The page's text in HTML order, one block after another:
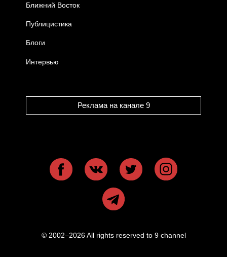
Ближний Восток
Публицистика
Блоги
Интервью
Реклама на канале 9
© 2002–2026 All rights reserved to 9 channel